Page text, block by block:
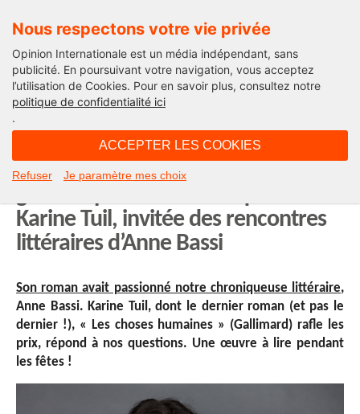
Nous respectons votre vie privée
Opinion Internationale est un média indépendant, sans
publicité. En poursuivant votre navigation, vous acceptez
l’utilisation de Cookies. Pour en savoir plus, consultez notre
politique de confidentialité ici
.
ACCEPTER LES COOKIES
Refuser Je paramètre mes choix
International
« Le roman est peut-être le dernier
Karine Tuil, invitée des rencontres
littéraires d’Anne Bassi
Son roman avait passionné notre chroniqueuse littéraire,
Anne Bassi. Karine Tuil, dont le dernier roman (et pas le
dernier !), « Les choses humaines » (Gallimard) rafle les
prix, répond à nos questions. Une œuvre à lire pendant
les fêtes !